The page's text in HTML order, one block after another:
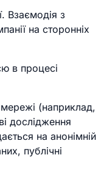
Взаємодія з
на сторонніх
в процесі
(наприклад,
дослідження
на анонімній
публічні